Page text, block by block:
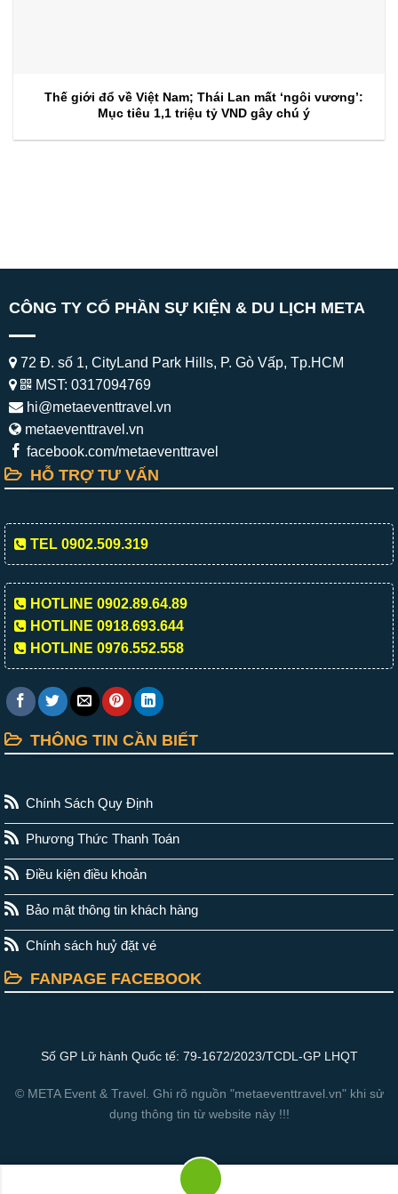
Thế giới đổ về Việt Nam; Thái Lan mất ‘ngôi vương’:
Mục tiêu 1,1 triệu tỷ VND gây chú ý
CÔNG TY CỔ PHẦN SỰ KIỆN & DU LỊCH META
72 Đ. số 1, CityLand Park Hills, P. Gò Vấp, Tp.HCM
MST: 0317094769
hi@metaeventtravel.vn
metaeventtravel.vn
facebook.com/metaeventtravel
HỖ TRỢ TƯ VẤN
TEL 0902.509.319
HOTLINE 0902.89.64.89
HOTLINE 0918.693.644
HOTLINE 0976.552.558
THÔNG TIN CẦN BIẾT
Chính Sách Quy Định
Phương Thức Thanh Toán
Điều kiện điều khoản
Bảo mật thông tin khách hàng
Chính sách huỷ đặt vé
FANPAGE FACEBOOK
Số GP Lữ hành Quốc tế: 79-1672/2023/TCDL-GP LHQT
© META Event & Travel. Ghi rõ nguồn "metaeventtravel.vn" khi sử
dụng thông tin từ website này !!!